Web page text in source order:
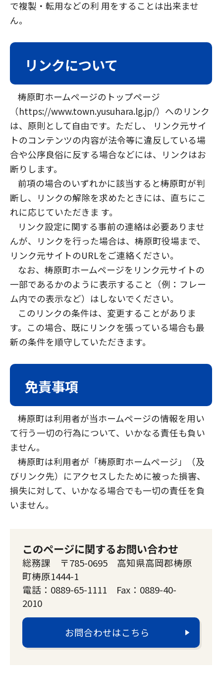
で複製・転用などの利 用をすることは出来ませ
ん。
リンクについて
梼原町ホームページのトップページ
（https://www.town.yusuhara.lg.jp/）へのリンク
は、原則として自由です。ただし、 リンク元サイ
トのコンテンツの内容が法令等に違反している場
合や公序良俗に反する場合などには、リンクはお
断りします。
前項の場合のいずれかに該当すると梼原町が判
断し、リンクの解除を求めたときには、直ちにこ
れに応じていただきま す。
リンク設定に関する事前の連絡は必要ありませ
んが、リンクを行った場合は、梼原町役場まで、
リンク元サイトのURLをご連絡ください。
なお、梼原町ホームページをリンク元サイトの
一部であるかのように表示すること（例：フレー
ム内での表示など）はしないでください。
このリンクの条件は、変更することがありま
す。この場合、既にリンクを張っている場合も最
新の条件を順守していただきます。
免責事項
梼原町は利用者が当ホームページの情報を用い
て行う一切の行為について、いかなる責任も負い
ません。
梼原町は利用者が「梼原町ホームページ」（及
びリンク先）にアクセスしたために被った損害、
損失に対して、いかなる場合でも一切の責任を負
いません。
このページに関するお問い合わせ
総務課 〒785-0695 高知県高岡郡梼原
町梼原1444-1
電話：0889-65-1111 Fax：0889-40-
2010
お問合わせはこちら